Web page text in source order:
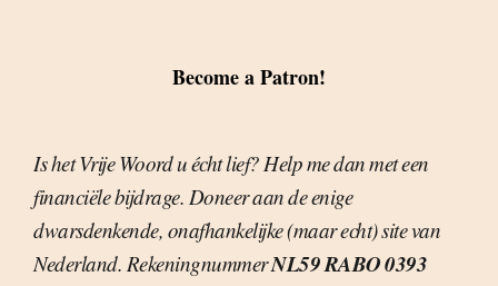
Become a Patron!
Is het Vrije Woord u écht lief? Help me dan met een
financiële bijdrage. Doneer aan de enige
dwarsdenkende, onafhankelijke (maar echt) site van
Nederland. RekeningnummerNL59 RABO 0393